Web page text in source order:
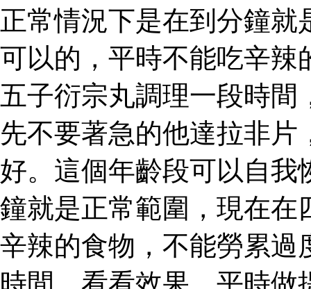
正常情況下是在到分鐘
可以的，平時不能吃辛辣
五子衍宗丸調理一段時
先不要著急的他達拉非
好。這個年齡段可以自我
鐘就是正常範圍，現在在
辛辣的食物，不能勞累過
時間，看看效果。平時